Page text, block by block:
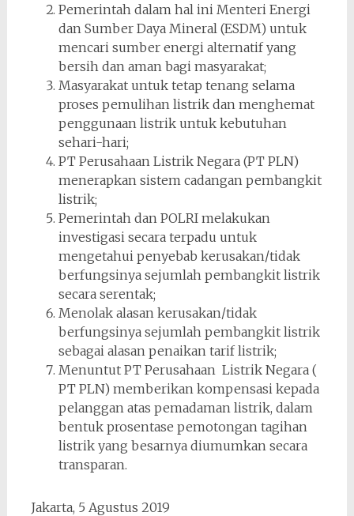
Pemerintah dalam hal ini Menteri Energi
dan Sumber Daya Mineral (ESDM) untuk
mencari sumber energi alternatif yang
bersih dan aman bagi masyarakat;
Masyarakat untuk tetap tenang selama
proses pemulihan listrik dan menghemat
penggunaan listrik untuk kebutuhan
sehari-hari;
PT Perusahaan Listrik Negara (PT PLN)
menerapkan sistem cadangan pembangkit
listrik;
Pemerintah dan POLRI melakukan
investigasi secara terpadu untuk
mengetahui penyebab kerusakan/tidak
berfungsinya sejumlah pembangkit listrik
secara serentak;
Menolak alasan kerusakan/tidak
berfungsinya sejumlah pembangkit listrik
sebagai alasan penaikan tarif listrik;
Menuntut PT Perusahaan Listrik Negara (
PT PLN) memberikan kompensasi kepada
pelanggan atas pemadaman listrik, dalam
bentuk prosentase pemotongan tagihan
listrik yang besarnya diumumkan secara
transparan.
Jakarta, 5 Agustus 2019